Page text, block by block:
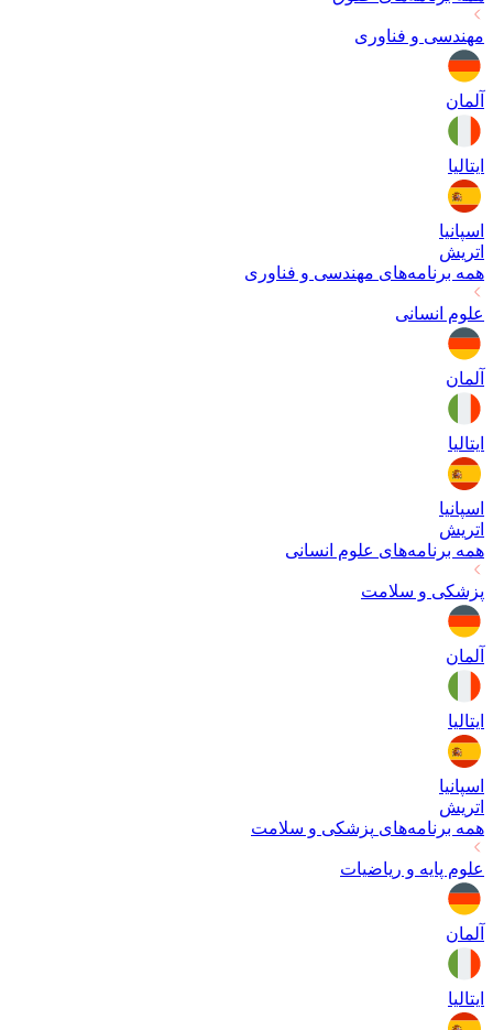
مهندسی و فناوری
آلمان
ایتالیا
اسپانیا
اتریش
همه برنامه‌های مهندسی و فناوری
علوم انسانی
آلمان
ایتالیا
اسپانیا
اتریش
همه برنامه‌های علوم انسانی
پزشکی و سلامت
آلمان
ایتالیا
اسپانیا
اتریش
همه برنامه‌های پزشکی و سلامت
علوم پایه و ریاضیات
آلمان
ایتالیا